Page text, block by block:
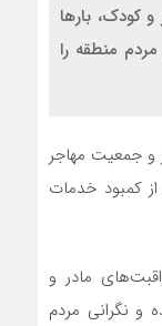
کودک، بارها
منطقه را
بالغ بر ۱۲ هزار نفر و جمعیت مهاجر
از کمبود خدمات
مادر و
و نگرانی مردم